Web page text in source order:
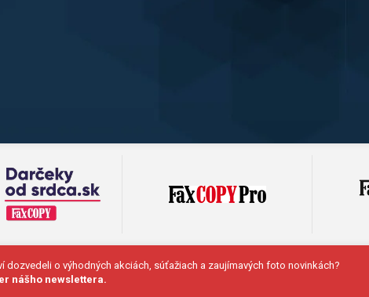
dozvedeli o výhodných akciách, súťažiach a zaujímavých foto novinkách?
nášho newslettera.